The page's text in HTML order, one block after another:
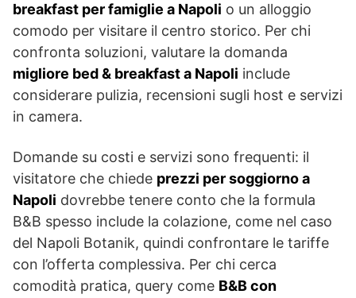
breakfast per famiglie a Napoli o un alloggio
comodo per visitare il centro storico. Per chi
confronta soluzioni, valutare la domanda
migliore bed & breakfast a Napoli include
considerare pulizia, recensioni sugli host e servizi
in camera.
Domande su costi e servizi sono frequenti: il
visitatore che chiede prezzi per soggiorno a
Napoli dovrebbe tenere conto che la formula
B&B spesso include la colazione, come nel caso
del Napoli Botanik, quindi confrontare le tariffe
con l’offerta complessiva. Per chi cerca
comodità pratica, query come B&B con